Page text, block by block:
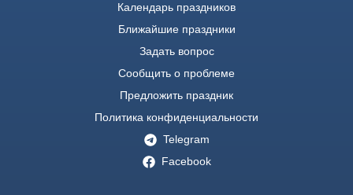
Календарь праздников
Ближайшие праздники
Задать вопрос
Сообщить о проблеме
Предложить праздник
Политика конфиденциальности
Telegram
Facebook